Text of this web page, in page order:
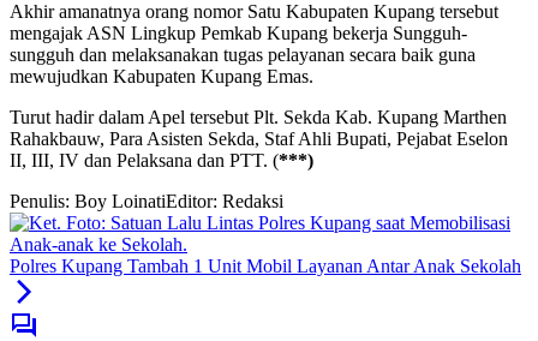
Akhir amanatnya orang nomor Satu Kabupaten Kupang tersebut
mengajak ASN Lingkup Pemkab Kupang bekerja Sungguh-
sungguh dan melaksanakan tugas pelayanan secara baik guna
mewujudkan Kabupaten Kupang Emas.
Turut hadir dalam Apel tersebut Plt. Sekda Kab. Kupang Marthen
Rahakbauw, Para Asisten Sekda, Staf Ahli Bupati, Pejabat Eselon
II, III, IV dan Pelaksana dan PTT. (***)
Penulis: Boy LoinatiEditor: Redaksi
Polres Kupang Tambah 1 Unit Mobil Layanan Antar Anak Sekolah